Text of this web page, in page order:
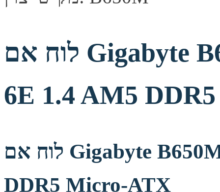
לוח אם Gigabyte B650M Gaming WIFI
6E 1.4 AM5
לוח אם Gigabyte B650M Gaming WIFI 6E 1.4 AM5
DDR5 Micro-ATX